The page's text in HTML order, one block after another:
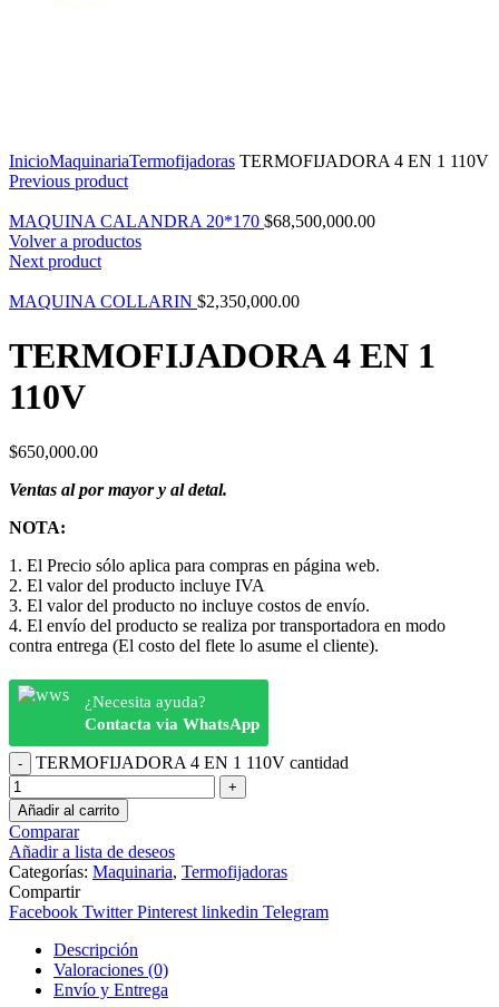
InicioMaquinariaTermofijadoras TERMOFIJADORA 4 EN 1 110V
Previous product
MAQUINA CALANDRA 20*170 $68,500,000.00
Volver a productos
Next product
MAQUINA COLLARIN $2,350,000.00
TERMOFIJADORA 4 EN 1
110V
$650,000.00
Ventas al por mayor y al detal.
NOTA:
1. El Precio sólo aplica para compras en página web.
2. El valor del producto incluye IVA
3. El valor del producto no incluye costos de envío.
4. El envío del producto se realiza por transportadora en modo
contra entrega (El costo del flete lo asume el cliente).
¿Necesita ayuda?
Contacta via WhatsApp
TERMOFIJADORA 4 EN 1 110V cantidad
Añadir al carrito
Comparar
Añadir a lista de deseos
Categorías: Maquinaria, Termofijadoras
Compartir
Facebook Twitter Pinterest linkedin Telegram
Descripción
Valoraciones (0)
Envío y Entrega